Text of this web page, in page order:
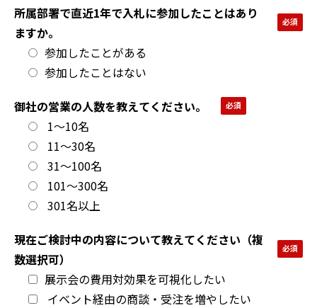
所属部署で直近1年で入札に参加したことはあり
ますか。
参加したことがある
参加したことはない
御社の営業の人数を教えてください。
1～10名
11～30名
31～100名
101～300名
301名以上
現在ご検討中の内容について教えてください（複
数選択可）
展示会の費用対効果を可視化したい
イベント経由の商談・受注を増やしたい